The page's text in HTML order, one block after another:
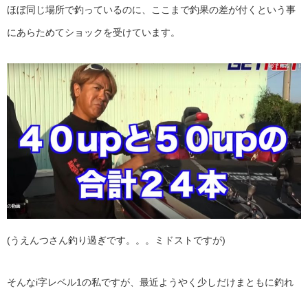
ほぼ同じ場所で釣っているのに、ここまで釣果の差が付くという事
にあらためてショックを受けています。
(うえんつさん釣り過ぎです。。。ミドストですが)
そんなi字レベル1の私ですが、最近ようやく少しだけまともに釣れ